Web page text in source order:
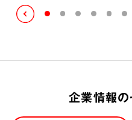
企業情報